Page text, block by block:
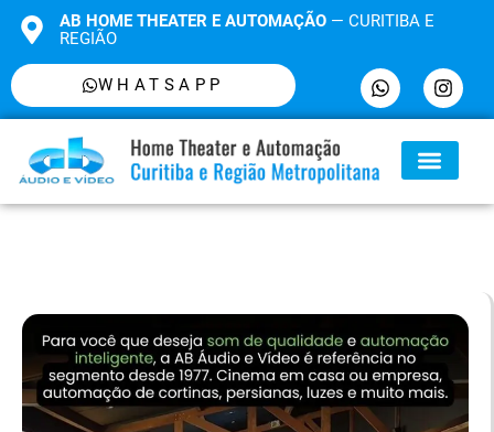
AB HOME THEATER E AUTOMAÇÃO— CURITIBA E
REGIÃO
WHATSAPP